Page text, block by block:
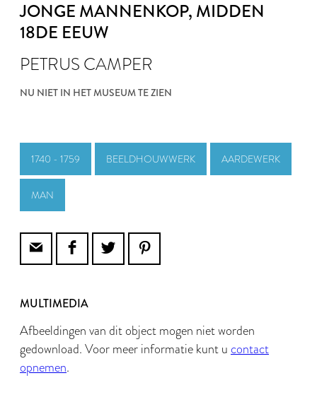
JONGE MANNENKOP, MIDDEN
18DE EEUW
PETRUS CAMPER
NU NIET IN HET MUSEUM TE ZIEN
1740 - 1759 BEELDHOUWWERK AARDEWERK
MAN
MULTIMEDIA
Afbeeldingen van dit object mogen niet worden
gedownload. Voor meer informatie kunt u contact
opnemen.